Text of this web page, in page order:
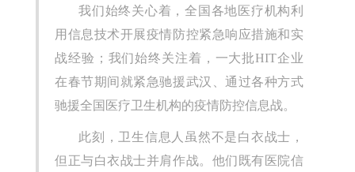
我们始终关心着，全国各地医疗机构利
用信息技术开展疫情防控紧急响应措施和实
战经验；我们始终关注着，一大批HIT企业
在春节期间就紧急驰援武汉、通过各种方式
驰援全国医疗卫生机构的疫情防控信息战。
此刻，卫生信息人虽然不是白衣战士，
但正与白衣战士并肩作战。他们既有医院信